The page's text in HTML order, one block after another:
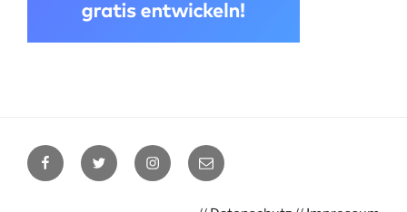
FacebookTwitter Instagram
E-
Mail